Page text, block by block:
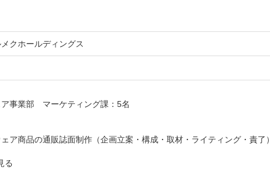
クホールディングス
事業部　マーケティング課：5名
ェア商品の通販誌面制作（企画立案・構成・取材・ライティング・責了）
る